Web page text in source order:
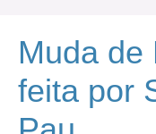
Muda de
feita por